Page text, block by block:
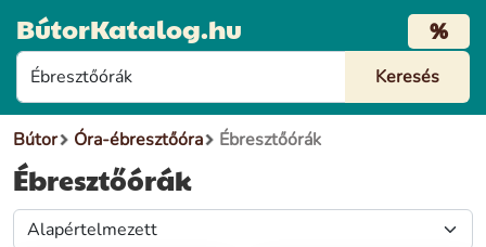
BútorKatalog.hu %
Bútor Óra-ébresztőóra Ébresztőórák
Ébresztőórák